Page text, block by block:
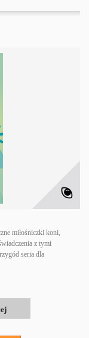
miłośniczki koni,
z tymi
seria dla